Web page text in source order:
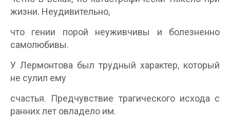
жизни. Неудивительно,
что гении порой неуживчивы и болезненно
самолюбивы.
У Лермонтова был трудный характер, который
не сулил ему
счастья. Предчувствие трагического исхода с
ранних лет овладело им.